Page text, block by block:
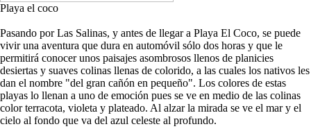
Playa el coco
Pasando por Las Salinas, y antes de llegar a Playa El Coco, se puede
vivir una aventura que dura en automóvil sólo dos horas y que le
permitirá conocer unos paisajes asombrosos llenos de planicies
desiertas y suaves colinas llenas de colorido, a las cuales los nativos les
dan el nombre "del gran cañón en pequeño". Los colores de estas
playas lo llenan a uno de emoción pues se ve en medio de las colinas
color terracota, violeta y plateado. Al alzar la mirada se ve el mar y el
cielo al fondo que va del azul celeste al profundo.